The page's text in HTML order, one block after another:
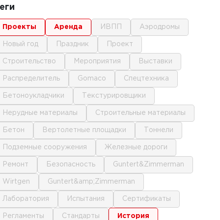
проекты аренда ИВПП аэродромы
новый год праздник проект
строительство мероприятия выставки
распределитель gomaco спецтехника
бетоноукладчики текстурировщики
нерудные материалы строительные материалы
бетон вертолетные площадки тоннели
подземные сооружения железные дороги
ремонт безопасность Guntert&Zimmerman
Wirtgen Guntert&amp;Zimmerman
лаборатория испытания сертификаты
регламенты стандарты история